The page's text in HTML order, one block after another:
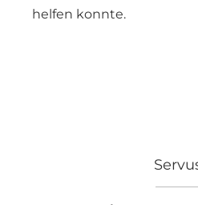
helfen konnte.